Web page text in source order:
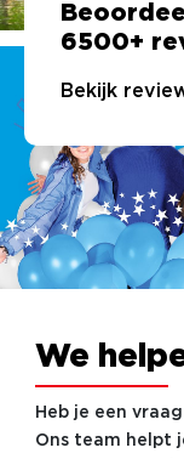
6500+
Bekijk
We
Heb je een
Ons team helpt